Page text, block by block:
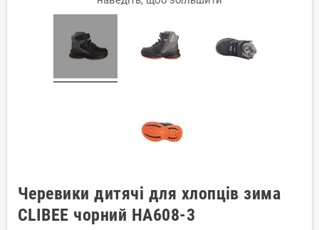
Черевики дитячі для хлопців зима
CLIBEE чорний HA608-3